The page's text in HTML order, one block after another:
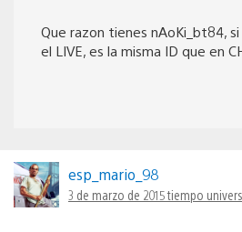
Que razon tienes nAoKi_bt84,
el LIVE, es la misma ID que en
esp_mario_98
3 de marzo de 2015 tiempo